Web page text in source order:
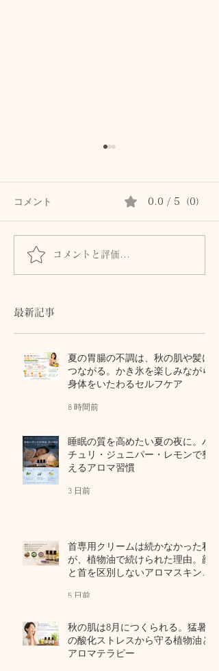
電話を引くのに72,000
円？ 私たちが見落とし
コメント 0.0 / 5（0）
コメントと評価...
最新記事
夏の胃腸の不調は、秋の肌や髪に
つながる。かき氷を楽しみながら
身体をいたわるセルフケア
8 時間前
睡眠の質を高めたい夏の夜に。パ
チュリ・ジュニパー・レモンで整
えるアロマ習慣
3 日前
首専用クリームは続かなかった私
が、植物油で続けられた理由。顔
と首を区別しないアロマスキンケ
5 日前
秋の肌は8月につくられる。猛暑
の酸化ストレスから守る植物油と
アロマテラピー